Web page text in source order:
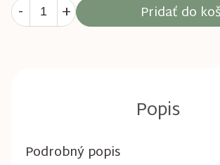
Pridať do
Podrobný popis